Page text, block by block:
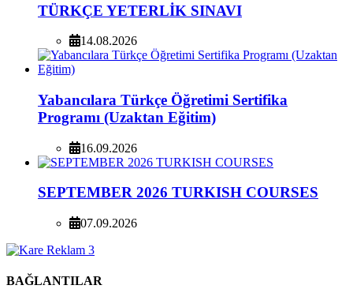
TÜRKÇE YETERLİK SINAVI
14.08.2026
Yabancılara Türkçe Öğretimi Sertifika
Programı (Uzaktan Eğitim)
16.09.2026
SEPTEMBER 2026 TURKISH COURSES
07.09.2026
BAĞLANTILAR